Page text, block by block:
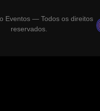
Eventos — Todos os direitos
reservados.